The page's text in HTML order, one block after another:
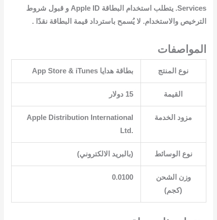
Services. يتطلب استخدام البطاقة Apple ID و قبول شروط
الترخيص والاستخدام. لا يُسمح باسترداد قيمة البطاقة نقدًا .
المواصفات
نوع المنتج ‎بطاقة هدايا App Store & iTunes‎
القيمة 15 دولار
مزود الخدمة
‎Apple Distribution International
Ltd.‎
نوع الوسائط ‎(بالبريد الالكتروني)‎
وزن الشحن
(كجم)
0.0100